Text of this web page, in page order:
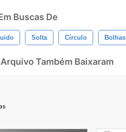
Buscas De
Solta Círculo Bolhas
Também Baixaram